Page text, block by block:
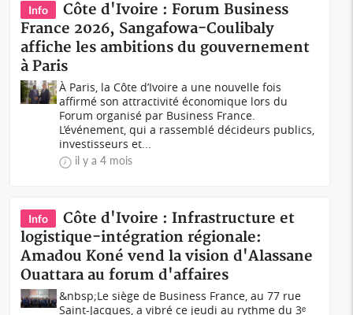
Info
Côte d'Ivoire : Forum Business
France 2026, Sangafowa-Coulibaly
affiche les ambitions du gouvernement
à Paris
À Paris, la Côte d’Ivoire a une nouvelle fois
affirmé son attractivité économique lors du
Forum organisé par Business France.
L’événement, qui a rassemblé décideurs publics,
investisseurs et...
il y a 4 mois
Info
Côte d'Ivoire : Infrastructure et
logistique-intégration régionale:
Amadou Koné vend la vision d'Alassane
Ouattara au forum d'affaires
&nbsp;Le siège de Business France, au 77 rue
Saint-Jacques, a vibré ce jeudi au rythme du 3ᵉ